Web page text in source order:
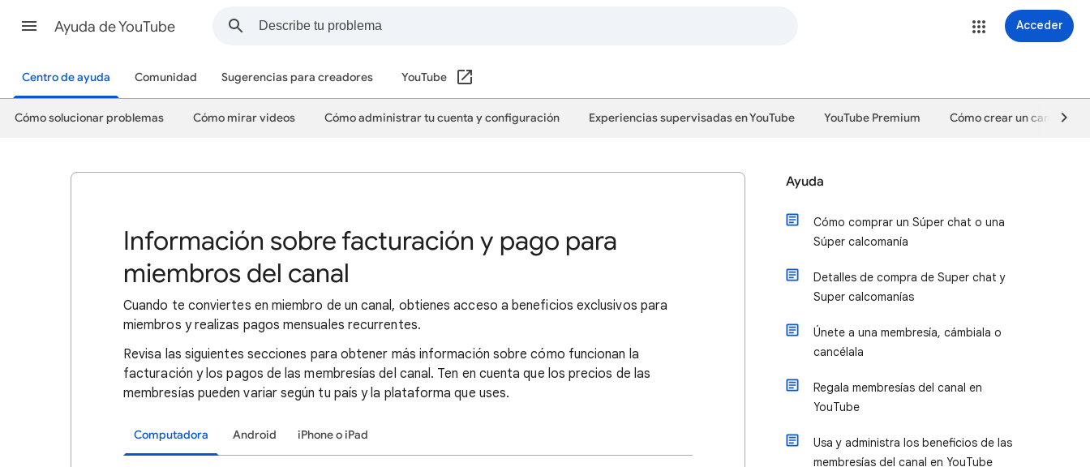
Ayuda de YouTube Acceder
Centro de ayuda Comunidad Sugerencias para creadores YouTube
Cómo solucionar problemas Cómo mirar videos Cómo administrar tu cuenta y configuración Experiencias supervisadas en YouTube YouTube Premium Cómo crear un canal y
Información sobre facturación y pago para
miembros del canal
Cuando te conviertes en miembro de un canal, obtienes acceso a beneficios exclusivos para
miembros y realizas pagos mensuales recurrentes.
Revisa las siguientes secciones para obtener más información sobre cómo funcionan la
facturación y los pagos de las membresías del canal. Ten en cuenta que los precios de las
membresías pueden variar según tu país y la plataforma que uses.
Computadora Android iPhone o iPad
Ayuda
Cómo comprar un Súper chat o una
Súper calcomanía
Detalles de compra de Super chat y
Super calcomanías
Únete a una membresía, cámbiala o
cancélala
Regala membresías del canal en
YouTube
Usa y administra los beneficios de las
membresías del canal en YouTube